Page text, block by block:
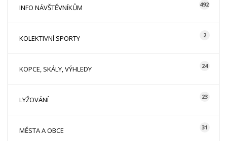
INFO NÁVŠTĚVNÍKŮM 492
KOLEKTIVNÍ SPORTY 2
KOPCE, SKÁLY, VÝHLEDY 24
LYŽOVÁNÍ 23
MĚSTA A OBCE 31